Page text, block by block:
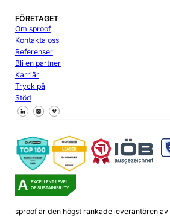
FÖRETAGET
Om sproof
Kontakta oss
Referenser
Bli en partner
Karriär
Tryck på
Stöd
Följ oss på Facebook
Följ oss på X
Följ oss på LinkedIn
sproof är den högst rankade leverantören